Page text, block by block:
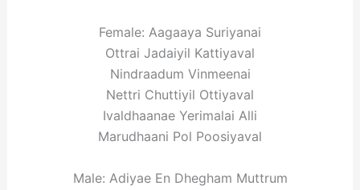
Female: Aagaaya Suriyanai
Ottrai Jadaiyil Kattiyaval
Nindraadum Vinmeenai
Nettri Chuttiyil Ottiyaval
Ivaldhaanae Yerimalai Alli
Marudhaani Pol Poosiyaval
Male: Adiyae En Dhegham Muttrum